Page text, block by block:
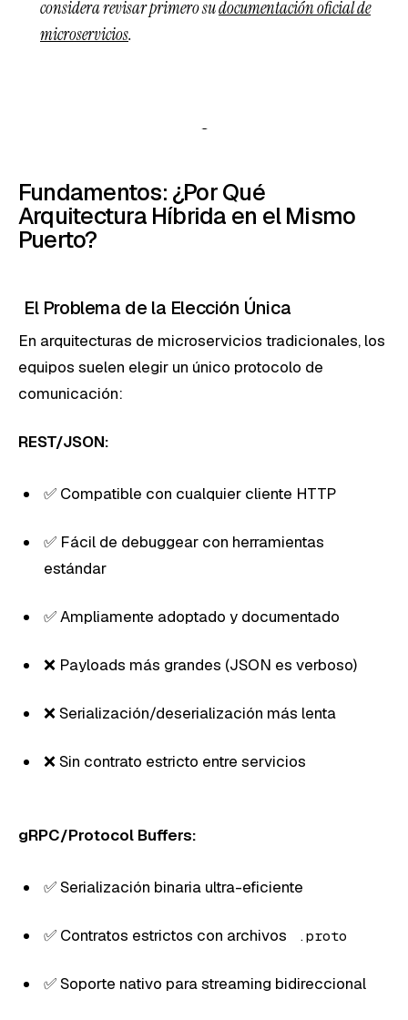
considera revisar primero sudocumentación oficial de
microservicios.
Fundamentos: ¿Por Qué
Arquitectura Híbrida en el Mismo
Puerto?
El Problema de la Elección Única
En arquitecturas de microservicios tradicionales, los
equipos suelen elegir un único protocolo de
comunicación:
REST/JSON:
✅ Compatible con cualquier cliente HTTP
✅ Fácil de debuggear con herramientas
estándar
✅ Ampliamente adoptado y documentado
❌ Payloads más grandes (JSON es verboso)
❌ Serialización/deserialización más lenta
❌ Sin contrato estricto entre servicios
gRPC/Protocol Buffers:
✅ Serialización binaria ultra-eficiente
✅ Contratos estrictos con archivos .proto
✅ Soporte nativo para streaming bidireccional